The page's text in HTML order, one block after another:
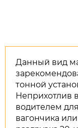
Данный вид
тонной
Неприхотлив
водителем
вагончика